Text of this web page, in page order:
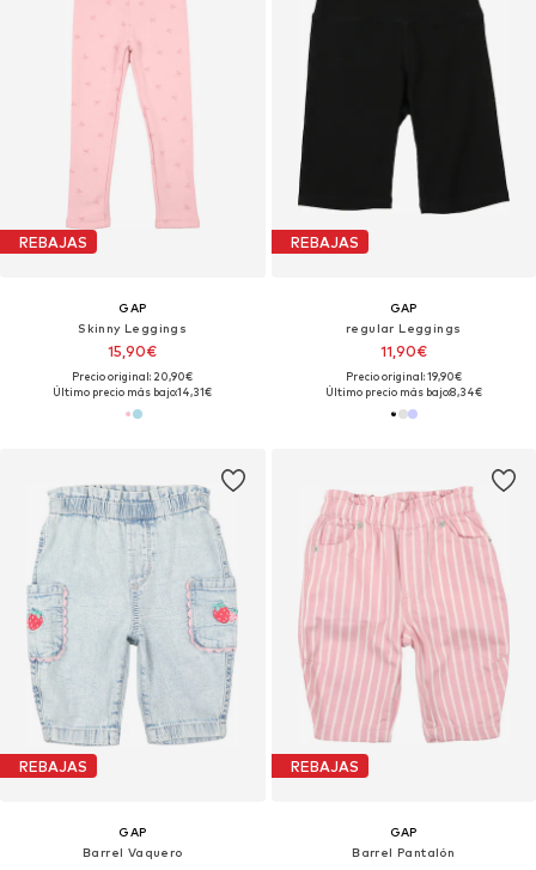
REBAJAS
GAP
Skinny Leggings
15,90€
Precio original: 20,90€
Último precio más bajo:14,31€
REBAJAS
GAP
regular Leggings
11,90€
Precio original: 19,90€
Último precio más bajo:8,34€
REBAJAS
GAP
Barrel Vaquero
REBAJAS
GAP
Barrel Pantalón